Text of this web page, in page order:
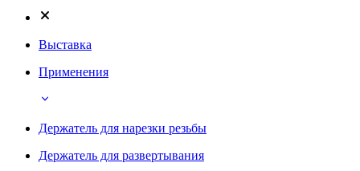
Выставка
Применения
Держатель для нарезки резьбы
Держатель для развертывания